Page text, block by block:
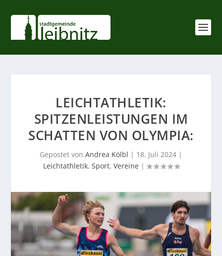
LEICHTATHLETIK:
SPITZENLEISTUNGEN IM
SCHATTEN VON OLYMPIA:
Gepostet von Andrea Kölbl | 18. Juli 2024 |
Leichtathletik, Sport, Vereine |